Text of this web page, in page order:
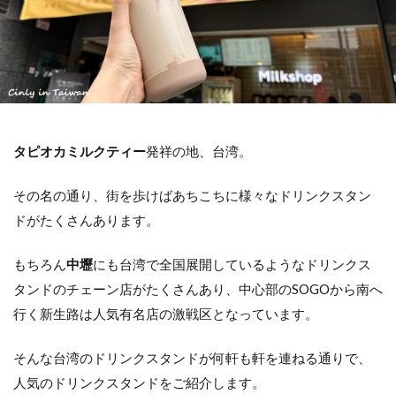
タピオカミルクティー発祥の地、台湾。
その名の通り、街を歩けばあちこちに様々なドリンクスタン
ドがたくさんあります。
もちろん中壢にも台湾で全国展開しているようなドリンクス
タンドのチェーン店がたくさんあり、中心部のSOGOから南へ
行く新生路は人気有名店の激戦区となっています。
そんな台湾のドリンクスタンドが何軒も軒を連ねる通りで、
人気のドリンクスタンドをご紹介します。